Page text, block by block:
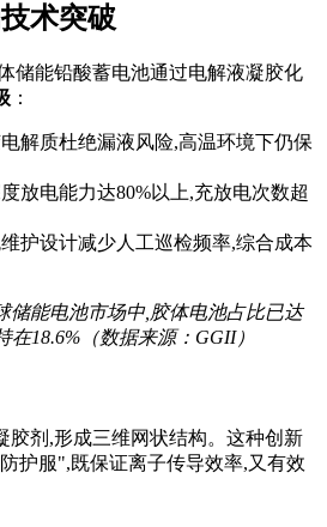
术突破
储能铅酸蓄电池通过电解液凝胶化
：
解质杜绝漏液风险,高温环境下仍保
放电能力达80%以上,充放电次数超
护设计减少人工巡检频率,综合成本
储能电池市场中,胶体电池占比已达
18.6%（数据来源：GGII）
胶剂,形成三维网状结构。这种创新
护服",既保证离子传导效率,又有效